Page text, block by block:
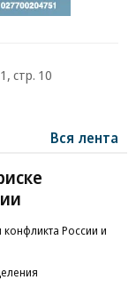
стр. 10
Вся лента
России и